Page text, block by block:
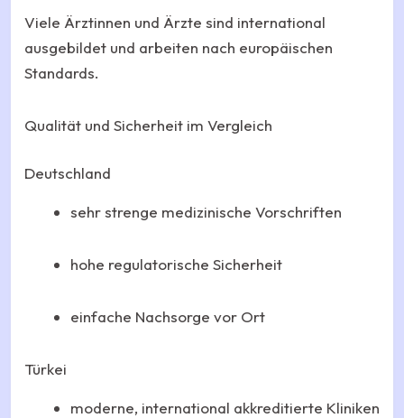
Viele Ärztinnen und Ärzte sind international
ausgebildet und arbeiten nach europäischen
Standards.
Qualität und Sicherheit im Vergleich
Deutschland
sehr strenge medizinische Vorschriften
hohe regulatorische Sicherheit
einfache Nachsorge vor Ort
Türkei
moderne, international akkreditierte Kliniken